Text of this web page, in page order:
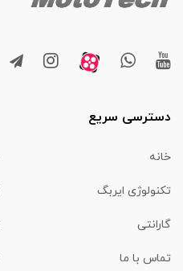
دسترسی سریع
خانه
تکنولوژی ایربگ
گارانتی
تماس با ما